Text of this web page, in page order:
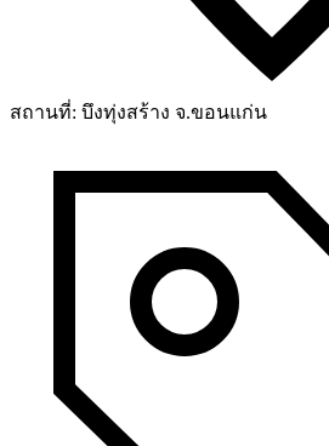
สถานที่: บึงทุ่งสร้าง จ.ขอนแก่น